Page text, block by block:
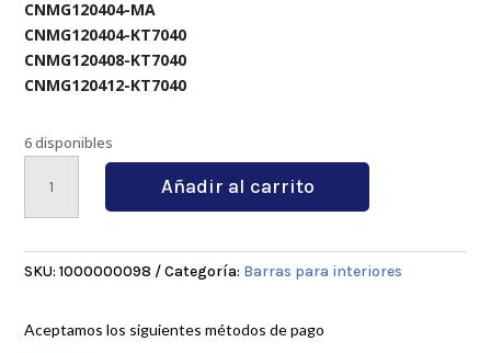
CNMG120404-MA
CNMG120404-KT7040
CNMG120408-KT7040
CNMG120412-KT7040
6 disponibles
MCLNR12
cantidad
Añadir al carrito
SKU:1000000098 Categoría: Barras para interiores
Aceptamos los siguientes métodos de pago